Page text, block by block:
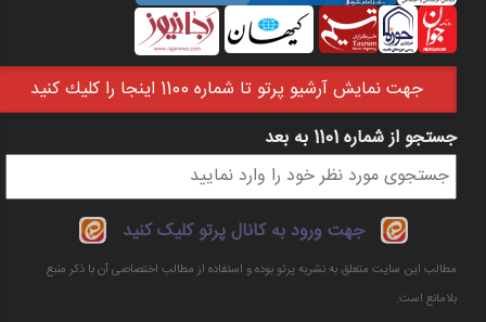
جهت نمايش آرشيو پرتو تا شماره 1100 اينجا را كليك كنيد
فرم جستجو
جستجو از شماره 1101 به بعد
جهت ورود به کانال پرتو کلیک کنید
مطالب این سایت متعلق به نشریه پرتو بوده و استفاده از مطالب اختصاصی آن با ذکر منبع
بلامانع است.